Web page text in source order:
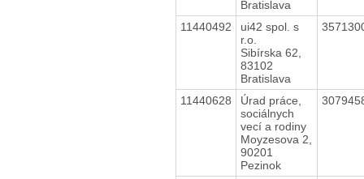
Bratislava
11440492
ui42 spol. s
r.o.
Sibírska 62,
83102
Bratislava
11440628
Úrad práce,
sociálnych
vecí a rodiny
Moyzesova 2,
90201
Pezinok